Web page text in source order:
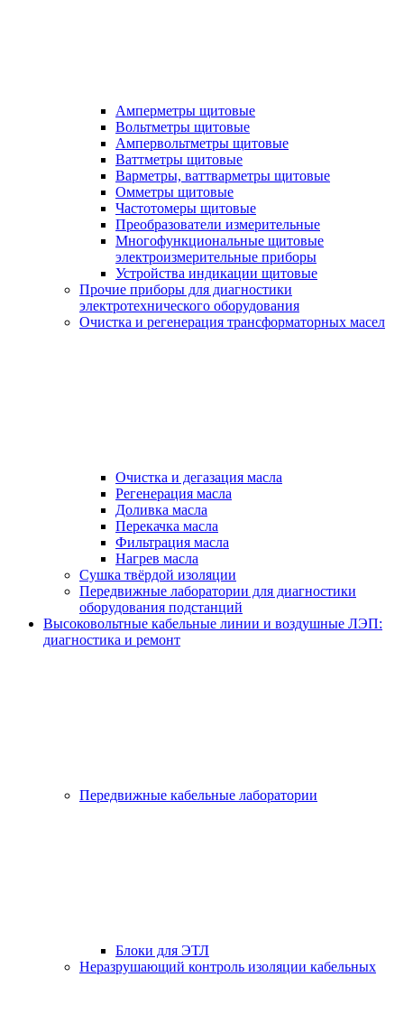
Амперметры щитовые
Вольтметры щитовые
Ампервольтметры щитовые
Ваттметры щитовые
Варметры, ваттварметры щитовые
Омметры щитовые
Частотомеры щитовые
Преобразователи измерительные
Многофункциональные щитовые
электроизмерительные приборы
Устройства индикации щитовые
Прочие приборы для диагностики
электротехнического оборудования
Очистка и регенерация трансформаторных масел
Очистка и дегазация масла
Регенерация масла
Доливка масла
Перекачка масла
Фильтрация масла
Нагрев масла
Сушка твёрдой изоляции
Передвижные лаборатории для диагностики
оборудования подстанций
Высоковольтные кабельные линии и воздушные ЛЭП:
диагностика и ремонт
Передвижные кабельные лаборатории
Блоки для ЭТЛ
Неразрушающий контроль изоляции кабельных